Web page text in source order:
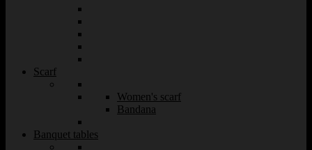
Scarf
Women's scarf
Bandana
Banquet tables